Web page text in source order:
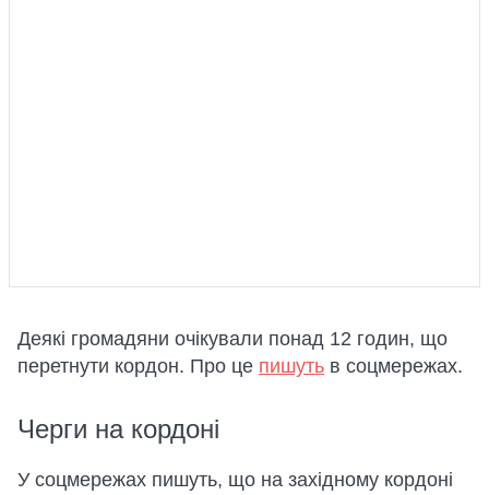
Деякі громадяни очікували понад 12 годин, що
перетнути кордон. Про це пишуть в соцмережах.
Черги на кордоні
У соцмережах пишуть, що на західному кордоні